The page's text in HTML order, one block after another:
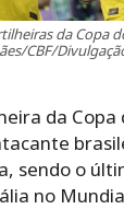
da Copa
CBF/
da Copa
sendo o
no